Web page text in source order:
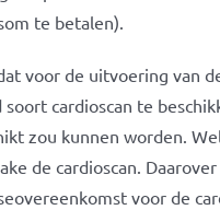
te betalen).
voor de uitvoering van
cardioscan te
zou kunnen worden.
de cardioscan.
voor de